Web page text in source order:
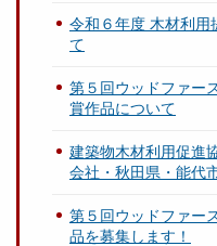
令和６年度 木材利用
て
第５回ウッドファー
賞作品について
建築物木材利用促進
会社・秋田県・能代
第５回ウッドファー
品を募集します！